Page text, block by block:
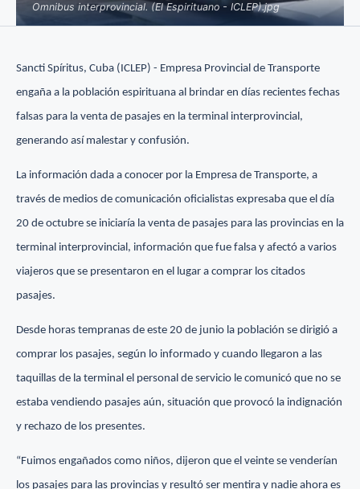
Omnibus interprovincial. (El Espirituano - ICLEP).jpg
Sancti Spíritus, Cuba (ICLEP) - Empresa Provincial de Transporte
engaña a la población espirituana al brindar en días recientes fechas
falsas para la venta de pasajes en la terminal interprovincial,
generando así malestar y confusión.
La información dada a conocer por la Empresa de Transporte, a
través de medios de comunicación oficialistas expresaba que el día
20 de octubre se iniciaría la venta de pasajes para las provincias en la
terminal interprovincial, información que fue falsa y afectó a varios
viajeros que se presentaron en el lugar a comprar los citados
pasajes.
Desde horas tempranas de este 20 de junio la población se dirigió a
comprar los pasajes, según lo informado y cuando llegaron a las
taquillas de la terminal el personal de servicio le comunicó que no se
estaba vendiendo pasajes aún, situación que provocó la indignación
y rechazo de los presentes.
“Fuimos engañados como niños, dijeron que el veinte se venderían
los pasajes para las provincias y resultó ser mentira y nadie ahora es